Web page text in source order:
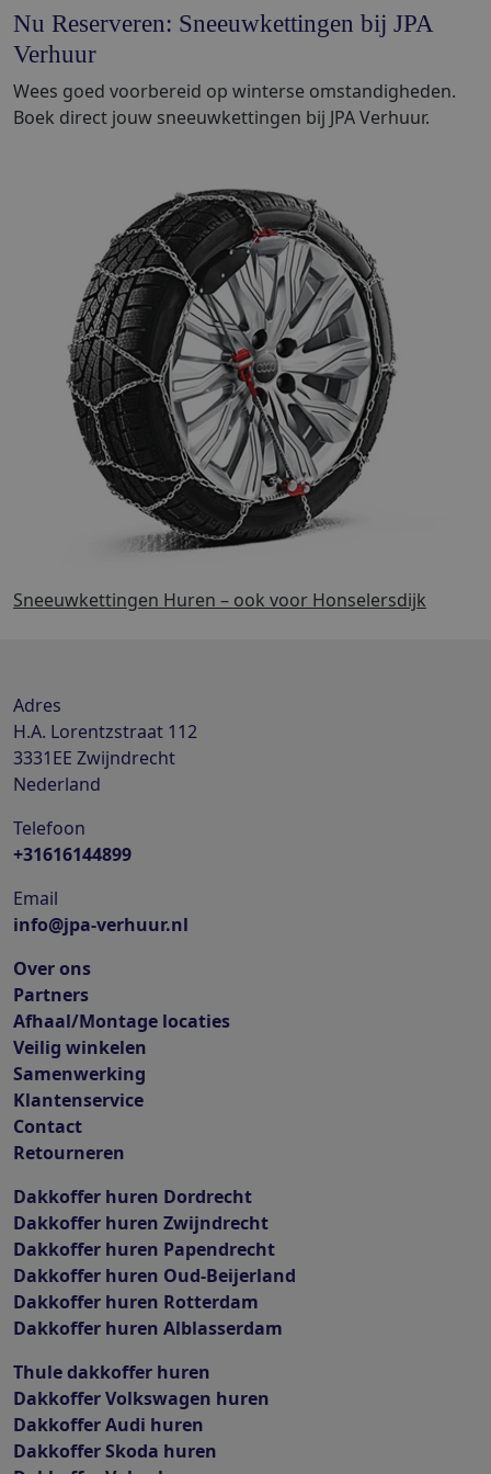
Nu Reserveren: Sneeuwkettingen bij JPA
Verhuur
Wees goed voorbereid op winterse omstandigheden.
Boek direct jouw sneeuwkettingen bij JPA Verhuur.
Sneeuwkettingen Huren – ook voor Honselersdijk
Adres
H.A. Lorentzstraat 112
3331EE Zwijndrecht
Nederland
Telefoon
+31616144899
Email
info@jpa-verhuur.nl
Over ons
Partners
Afhaal/Montage locaties
Veilig winkelen
Samenwerking
Klantenservice
Contact
Retourneren
Dakkoffer huren Dordrecht
Dakkoffer huren Zwijndrecht
Dakkoffer huren Papendrecht
Dakkoffer huren Oud-Beijerland
Dakkoffer huren Rotterdam
Dakkoffer huren Alblasserdam
Thule dakkoffer huren
Dakkoffer Volkswagen huren
Dakkoffer Audi huren
Dakkoffer Skoda huren